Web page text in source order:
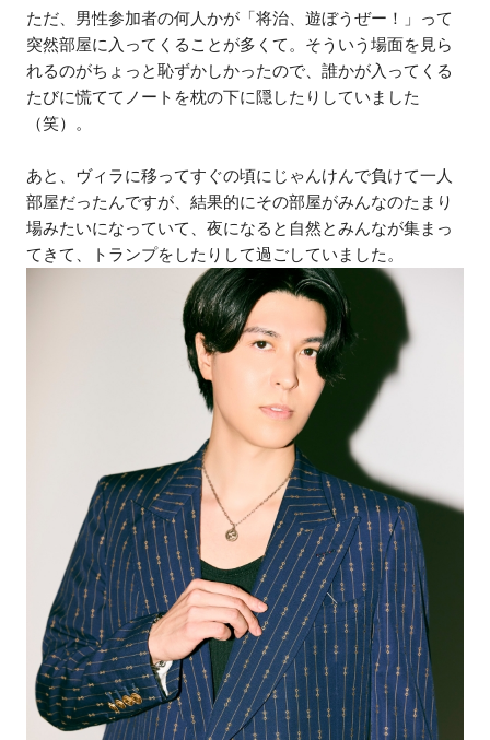
ただ、男性参加者の何人かが「将治、遊ぼうぜー！」って
突然部屋に入ってくることが多くて。そういう場面を見ら
れるのがちょっと恥ずかしかったので、誰かが入ってくる
たびに慌ててノートを枕の下に隠したりしていました
（笑）。
あと、ヴィラに移ってすぐの頃にじゃんけんで負けて一人
部屋だったんですが、結果的にその部屋がみんなのたまり
場みたいになっていて、夜になると自然とみんなが集まっ
てきて、トランプをしたりして過ごしていました。